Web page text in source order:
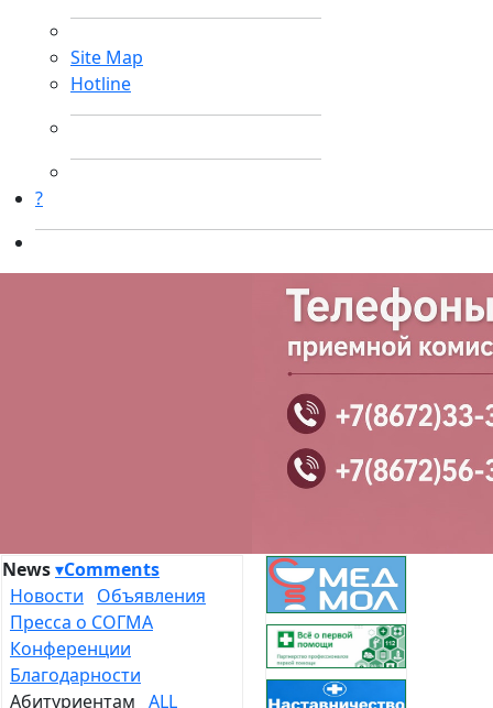
Site Map
Hotline
?
News▾Comments
Новости
Объявления
Пресса о СОГМА
Конференции
Благодарности
Абитуриентам ALL